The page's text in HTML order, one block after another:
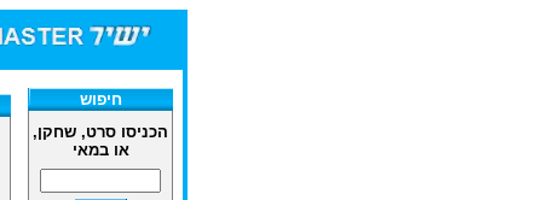
חיפוש
הכניסו סרט, שחקן,
או במאי